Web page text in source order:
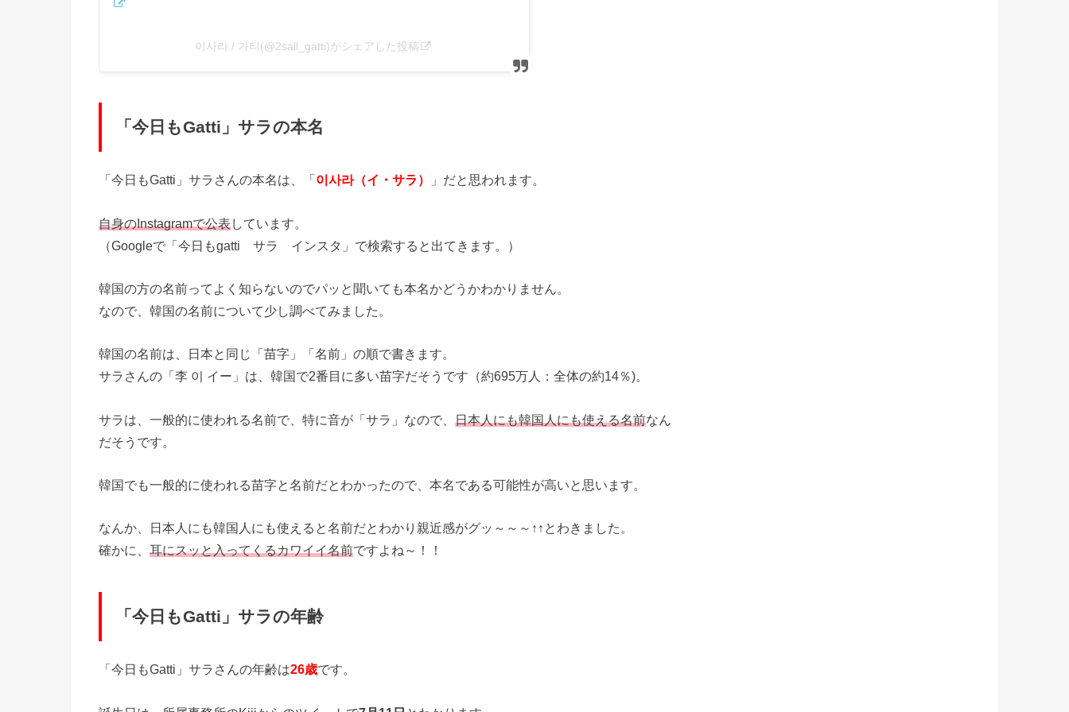
이사라 / 가티(@2sall_gatti)がシェアした投稿
「今日もGatti」サラの本名
「今日もGatti」サラさんの本名は、「이사라（イ・サラ） 」だと思われます。
自身のInstagramで公表 しています。
（Googleで「今日もgatti サラ インスタ」で検索すると出てきます。）
韓国の方の名前ってよく知らないのでパッと聞いても本名かどうかわかりません。
なので、韓国の名前について少し調べてみました。
韓国の名前は、日本と同じ「苗字」「名前」の順で書きます。
サラさんの「李 이 イー」は、韓国で2番目に多い苗字だそうです（約695万人：全体の約14％)。
サラは、一般的に使われる名前で、特に音が「サラ」なので、 日本人にも韓国人にも使える名前なん
だそうです。
韓国でも一般的に使われる苗字と名前だとわかったので、本名である可能性が高いと思います。
なんか、日本人にも韓国人にも使えると名前だとわかり親近感がグッ～～～↑↑とわきました。
確かに、 耳にスッと入ってくるカワイイ名前ですよね～！！
「今日もGatti」サラの年齢
「今日もGatti」サラさんの年齢は26歳です。